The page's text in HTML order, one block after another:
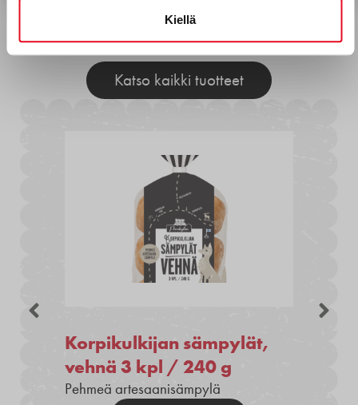
Kiellä
Muita tuotteita
Katso kaikki tuotteet
Korpikulkijan sämpylät,
vehnä 3 kpl / 240 g
Pehmeä artesaanisämpylä